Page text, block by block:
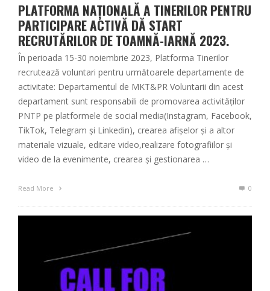
PLATFORMA NAȚIONALĂ A TINERILOR PENTRU
PARTICIPARE ACTIVĂ DĂ START
RECRUTĂRILOR DE TOAMNĂ-IARNĂ 2023.
În perioada 15-30 noiembrie 2023, Platforma Tinerilor
recrutează voluntari pentru următoarele departamente de
activitate: Departamentul de MKT&PR Voluntarii din acest
departament sunt responsabili de promovarea activităților
PNTP pe platformele de social media(Instagram, Facebook,
TikTok, Telegram și Linkedin), crearea afișelor și a altor
materiale vizuale, editare video,realizare fotografiilor și
video de la evenimente, crearea și gestionarea …
Read More 0